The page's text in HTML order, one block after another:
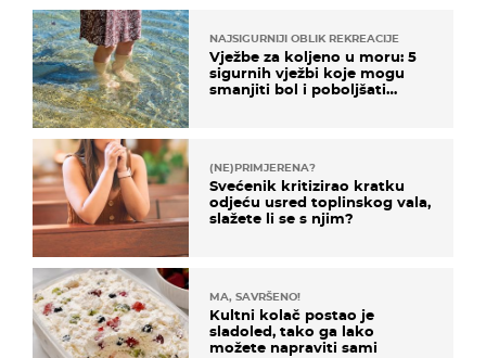
NAJSIGURNIJI OBLIK REKREACIJE
Vježbe za koljeno u moru: 5
sigurnih vježbi koje mogu
smanjiti bol i poboljšati
(NE)PRIMJERENA?
Svećenik kritizirao kratku
odjeću usred toplinskog vala,
slažete li se s njim?
MA, SAVRŠENO!
Kultni kolač postao je
sladoled, tako ga lako
možete napraviti sami